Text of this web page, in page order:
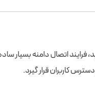
فرایند اتصال دامنه بسیار
کاربران قرار گیرد.